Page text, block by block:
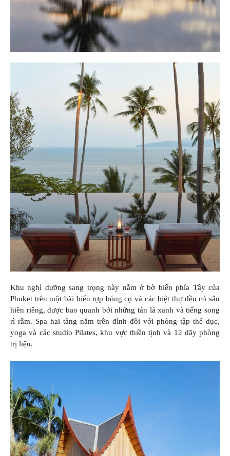
Khu nghỉ dưỡng sang trọng này nằm ở bờ biển phía Tây của
Phuket trên một bãi biển rợp bóng cọ và các biệt thự đều có sân
hiên riêng, được bao quanh bởi những tán lá xanh và tiếng song
rì rầm. Spa hai tầng nằm trên đỉnh đồi với phòng tập thể dục,
yoga và các studio Pilates, khu vực thiền tịnh và 12 dãy phòng
trị liệu.